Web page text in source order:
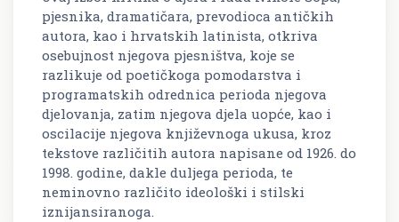
pjesnika, dramatičara, prevodioca antičkih
autora, kao i hrvatskih latinista, otkriva
osebujnost njegova pjesništva, koje se
razlikuje od poetičkoga pomodarstva i
programatskih odrednica perioda njegova
djelovanja, zatim njegova djela uopće, kao i
oscilacije njegova književnoga ukusa, kroz
tekstove različitih autora napisane od 1926. do
1998. godine, dakle duljega perioda, te
neminovno različito ideološki i stilski
iznijansiranoga.